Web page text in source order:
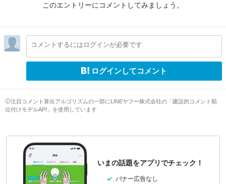
このエントリーにコメントしてみましょう。
コメントするにはログインが必要です
ログインしてコメント
注目コメント算出アルゴリズムの一部にLINEヤフー株式会社の「建設的コメント順
位付けモデルAPI」を使用しています
いまの話題をアプリでチェック！
バナー広告なし